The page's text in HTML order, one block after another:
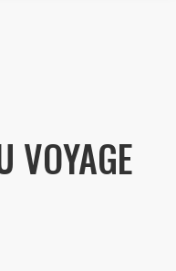
VOYAGE